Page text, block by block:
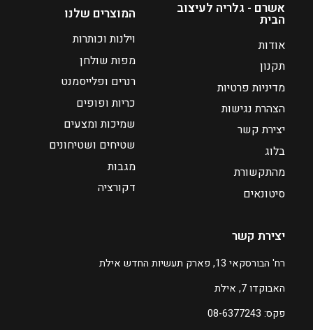
יצירת קשר
רח' הבורסקאי 13, פארק תעשיות החדש אילת
האבוקדו 7, אילת
פקס: 08-6377243
המוצרים שלנו
וילנות וכותרות
מפות שולחן
רנרים ופלייסמנט
כריות ופופים
שמיכות ומצעים
שטיחים ושטיחונים
מגבות
דקורציה
אשרם - גלריה לעיצוב
הבית
אודות
תקנון
מדיניות פרטיות
הצהרת נגישות
יצירת קשר
בלוג
מהתקשורת
סיטונאים